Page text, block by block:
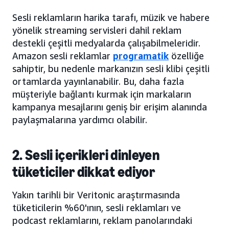
Sesli reklamların harika tarafı, müzik ve habere
yönelik streaming servisleri dahil reklam
destekli çeşitli medyalarda çalışabilmeleridir.
Amazon sesli reklamlar programatik özelliğe
sahiptir, bu nedenle markanızın sesli klibi çeşitli
ortamlarda yayınlanabilir. Bu, daha fazla
müşteriyle bağlantı kurmak için markaların
kampanya mesajlarını geniş bir erişim alanında
paylaşmalarına yardımcı olabilir.
2. Sesli içerikleri dinleyen
tüketiciler dikkat ediyor
Yakın tarihli bir Veritonic araştırmasında
tüketicilerin %60'ının, sesli reklamları ve
podcast reklamlarını, reklam panolarındaki